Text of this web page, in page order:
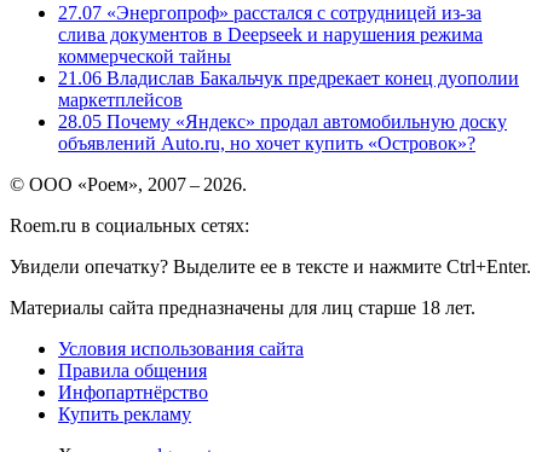
27.07 «Энергопроф» расстался с сотрудницей из-за
слива документов в Deepseek и нарушения режима
коммерческой тайны
21.06 Владислав Бакальчук предрекает конец дуополии
маркетплейсов
28.05 Почему «Яндекс» продал автомобильную доску
объявлений Auto.ru, но хочет купить «Островок»?
© ООО «Роем», 2007 – 2026.
Roem.ru в социальных сетях:
Увидели опечатку? Выделите ее в тексте и нажмите Ctrl+Enter.
Материалы сайта предназначены для лиц старше 18 лет.
Условия использования сайта
Правила общения
Инфопартнёрство
Купить рекламу